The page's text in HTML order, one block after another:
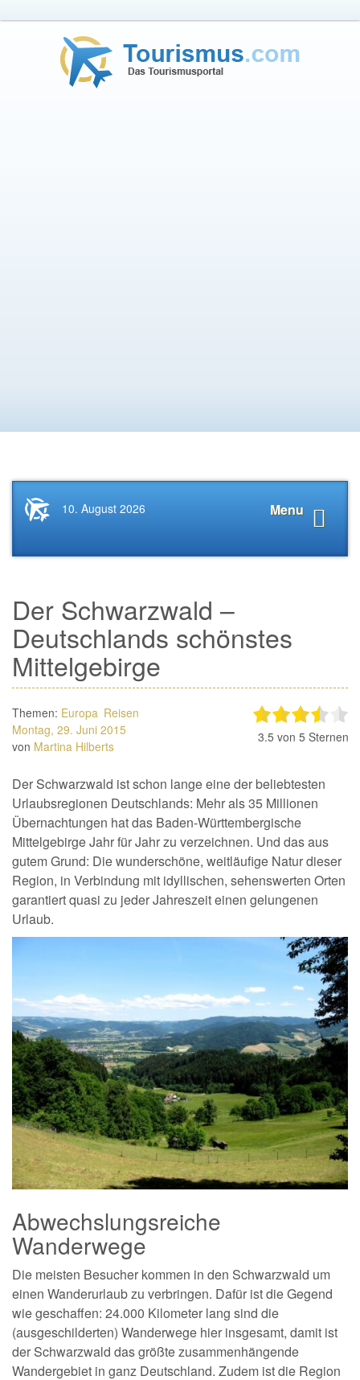
Startseite
News.Tourismus.com
Menu
10. August 2026
Der Schwarzwald –
Deutschlands schönstes
Mittelgebirge
Themen: Europa Reisen
Montag, 29. Juni 2015
von Martina Hilberts
3.5 von 5 Sternen
Der Schwarzwald ist schon lange eine der beliebtesten
Urlaubsregionen Deutschlands: Mehr als 35 Millionen
Übernachtungen hat das Baden-Württembergische
Mittelgebirge Jahr für Jahr zu verzeichnen. Und das aus
gutem Grund: Die wunderschöne, weitläufige Natur dieser
Region, in Verbindung mit idyllischen, sehenswerten Orten
garantiert quasi zu jeder Jahreszeit einen gelungenen
Urlaub.
Abwechslungsreiche
Wanderwege
Die meisten Besucher kommen in den Schwarzwald um
einen Wanderurlaub zu verbringen. Dafür ist die Gegend
wie geschaffen: 24.000 Kilometer lang sind die
(ausgeschilderten) Wanderwege hier insgesamt, damit ist
der Schwarzwald das größte zusammenhängende
Wandergebiet in ganz Deutschland. Zudem ist die Region